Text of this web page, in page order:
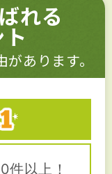
れる
あります。
以上！